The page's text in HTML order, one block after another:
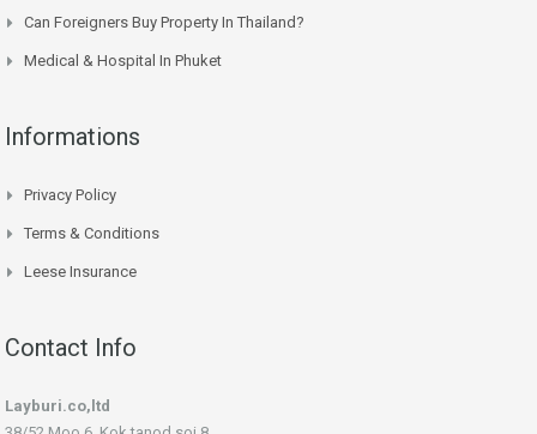
Can Foreigners Buy Property In Thailand?
Medical & Hospital In Phuket
Informations
Privacy Policy
Terms & Conditions
Leese Insurance
Contact Info
Layburi.co,ltd